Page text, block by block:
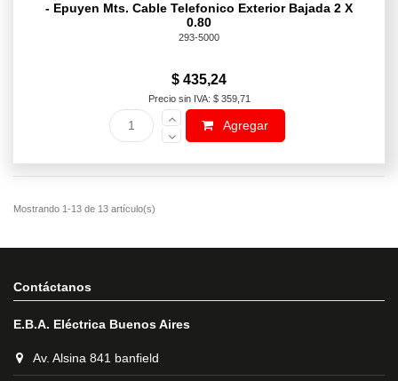
- Epuyen Mts. Cable Telefonico Exterior Bajada 2 X
0.80
293-5000
$ 435,24
Precio sin IVA: $ 359,71
Agregar
Contáctanos
E.B.A. Eléctrica Buenos Aires
Av. Alsina 841 banfield